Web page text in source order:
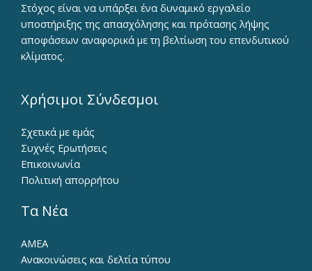
Στόχος είναι να υπάρξει ένα δυναμικό εργαλείο
υποστήριξης της απασχόλησης και πρότασης λήψης
αποφάσεων αναφορικά με τη βελτίωση του επενδυτικού
κλίματος.
Χρήσιμοι Σύνδεσμοι
Σχετικά με εμάς
Συχνές Ερωτήσεις
Επικοινωνία
Πολιτική απορρήτου
Τα Νέα
ΑΜΕΑ
Ανακοινώσεις και δελτία τύπου